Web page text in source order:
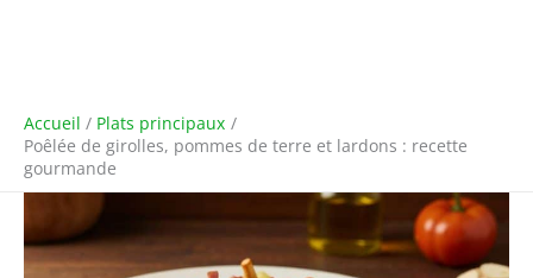
Accueil
Plats principaux
Poêlée de girolles, pommes de terre et lardons : recette
gourmande